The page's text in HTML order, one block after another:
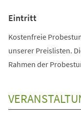
Eintritt
Kostenfreie
unserer Preislisten.
Rahmen der